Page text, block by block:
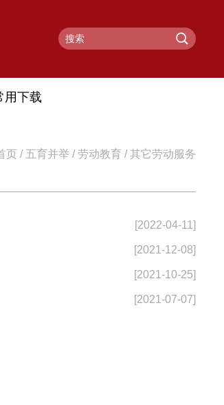
用下载
页 / 五育并举 /劳动教育 /其它劳动服务
[2022-04-11]
[2021-12-08]
[2021-10-25]
[2021-07-07]